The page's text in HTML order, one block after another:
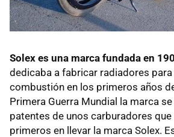
Solex es una marca fundada en
dedicaba a fabricar radiadores
combustión en los primeros años
Primera Guerra Mundial la marca
patentes de unos carburadores
primeros en llevar la marca Solex.